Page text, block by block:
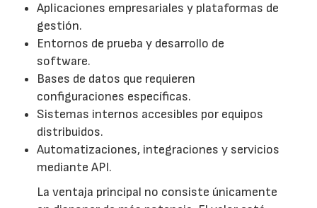
Aplicaciones empresariales y plataformas de
gestión.
Entornos de prueba y desarrollo de
software.
Bases de datos que requieren
configuraciones específicas.
Sistemas internos accesibles por equipos
distribuidos.
Automatizaciones, integraciones y servicios
mediante API.
La ventaja principal no consiste únicamente